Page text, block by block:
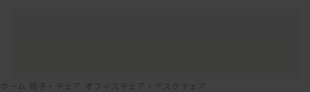
ホーム 椅子・チェア オフィスチェア・デスクチェア